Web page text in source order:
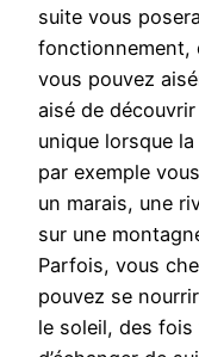
suite vous
fonctionnement,
vous pouvez
aisé de
unique lorsque
par exemple
un marais, une
sur une
Parfois, vous
pouvez se
le soleil, des